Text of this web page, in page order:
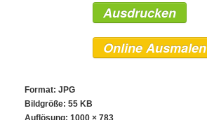
Ausdrucken
Online Ausmalen
Format: JPG
Bildgröße: 55 KB
Auflösung: 1000 × 783